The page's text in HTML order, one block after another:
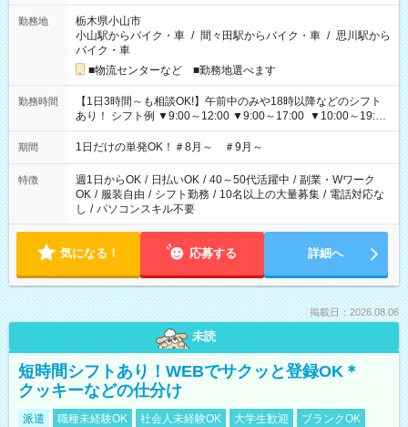
勤務地
栃木県小山市
小山駅からバイク・車 / 間々田駅からバイク・車 / 思川駅から
バイク・車
■物流センターなど ■勤務地選べます
勤務時間
【1日3時間～も相談OK!】午前中のみや18時以降などのシフト
あり！ シフト例 ▼9:00～12:00 ▼9:00～17:00 ▼10:00～19:00
▼18:00～21:00
期間 1日だけの単発OK！＃8月～ ＃9月～
特徴 週1日からOK / 日払いOK / 40～50代活躍中 / 副業・Wワーク
OK / 服装自由 / シフト勤務 / 10名以上の大量募集 / 電話対応な
し / パソコンスキル不要
気になる！ 応募する 詳細へ
掲載日：2026.08.06
未読
短時間シフトあり！WEBでサクッと登録OK＊
クッキーなどの仕分け
派遣 職種未経験OK 社会人未経験OK 大学生歓迎
ブランクOK